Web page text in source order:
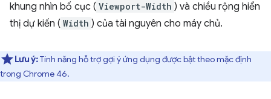
khung nhìn bố cục ( Viewport-Width ) và chiều rộng hiển
thị dự kiến ( Width ) của tài nguyên cho máy chủ.
Lưu ý:Tính năng hỗ trợ gợi ý ứng dụng được bật theo mặc định
trong Chrome 46.